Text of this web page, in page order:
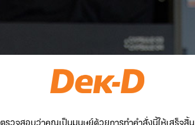
ตรวจสอบว่าคุณเป็นมนุษย์ด้วยการทำคำสั่งนี้ให้เสร็จสิ้น